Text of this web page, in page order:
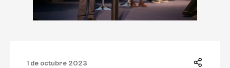
1 de octubre 2023